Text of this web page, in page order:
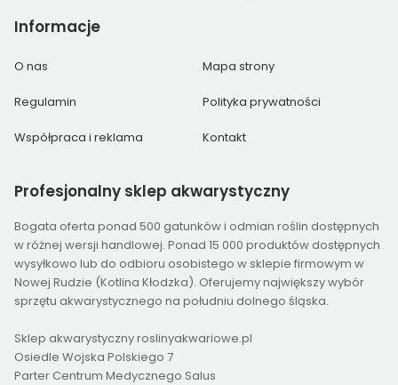
Informacje
O nas Mapa strony
Regulamin Polityka prywatności
Współpraca i reklama Kontakt
Profesjonalny sklep akwarystyczny
Bogata oferta ponad 500 gatunków i odmian roślin dostępnych
w różnej wersji handlowej. Ponad 15 000 produktów dostępnych
wysyłkowo lub do odbioru osobistego w sklepie firmowym w
Nowej Rudzie (Kotlina Kłodzka). Oferujemy największy wybór
sprzętu akwarystycznego na południu dolnego śląska.
Sklep akwarystyczny roslinyakwariowe.pl
Osiedle Wojska Polskiego 7
Parter Centrum Medycznego Salus